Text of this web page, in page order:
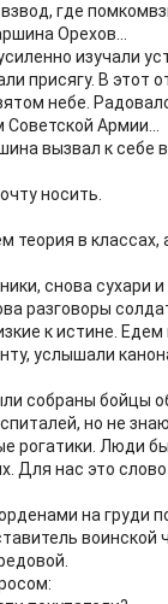
где
Орехов...
изучали
присягу. В этот
небе.
Армии...
вызвал к себе
носить.
теория в
снова сухари
разговоры
к истине. Едем
услышали
собраны бойцы
но не
рогатики. Люди
Для нас это
на груди
воинской